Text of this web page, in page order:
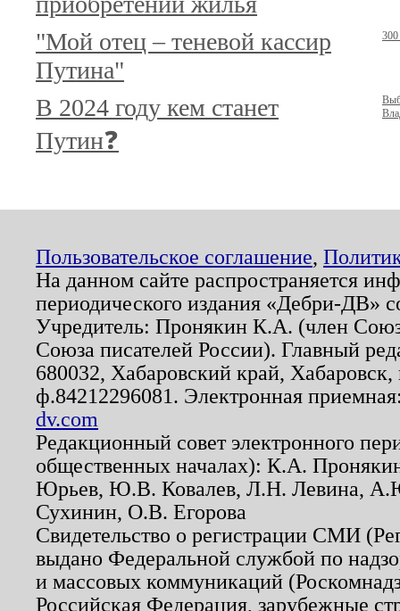
"Мой отец – теневой кассир
Путина"
300
В 2024 году кем станет
Путин❓
Пользовательское соглашение,
На данном сайте распространяется
периодического издания «Дебри-ДВ»
Учредитель: Пронякин К.А. (член
Союза писателей России). Главный
680032, Хабаровский край,
ф.84212296081. Электронная
dv.com
Редакционный совет электронного
общественных началах): К.А.
Юрьев, Ю.В. Ковалев, Л.Н. Левина,
Сухинин, О.В. Егорова
Свидетельство о регистрации СМИ
выдано Федеральной службой по
и массовых коммуникаций
Российская Федерация, зарубежные